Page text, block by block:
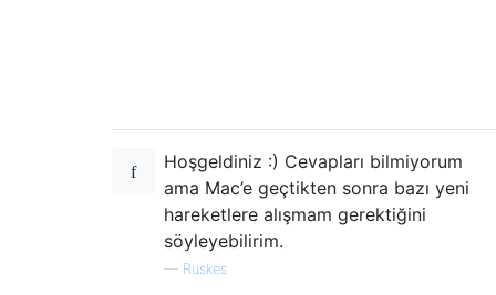
Hoşgeldiniz :) Cevapları bilmiyorum
ama Mac’e geçtikten sonra bazı yeni
hareketlere alışmam gerektiğini
söyleyebilirim.
— Ruskes